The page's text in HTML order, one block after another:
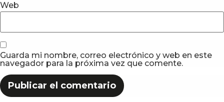
Web
Guarda mi nombre, correo electrónico y web en este
navegador para la próxima vez que comente.